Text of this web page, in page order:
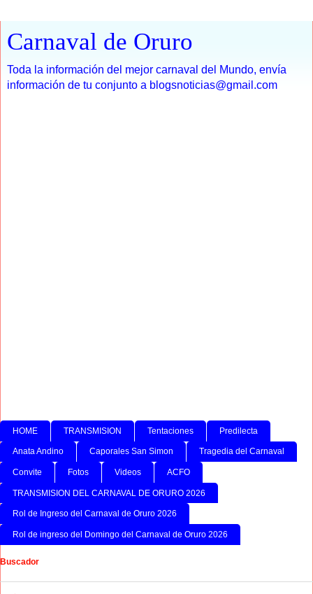
Carnaval de Oruro
Toda la información del mejor carnaval del Mundo, envía
información de tu conjunto a blogsnoticias@gmail.com
HOME TRANSMISION Tentaciones Predilecta
Anata Andino Caporales San Simon Tragedia del Carnaval
Convite Fotos Videos ACFO
TRANSMISION DEL CARNAVAL DE ORURO 2026
Rol de Ingreso del Carnaval de Oruro 2026
Rol de ingreso del Domingo del Carnaval de Oruro 2026
Buscador